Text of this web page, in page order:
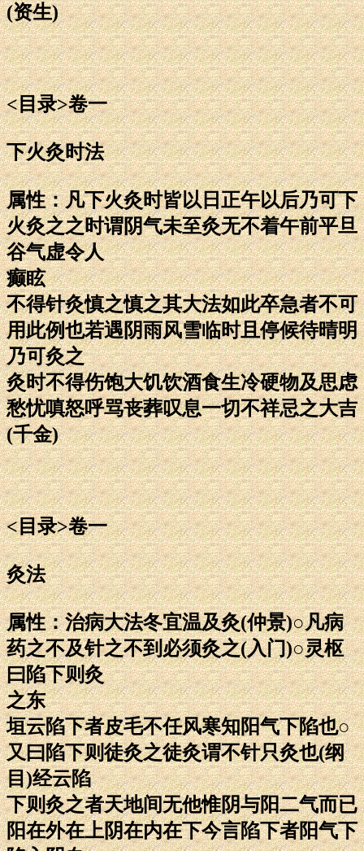
(资生)
<目录>卷一
下火灸时法
属性：凡下火灸时皆以日正午以后乃可下
火灸之之时谓阴气未至灸无不着午前平旦
谷气虚令人
癫眩
不得针灸慎之慎之其大法如此卒急者不可
用此例也若遇阴雨风雪临时且停候待晴明
乃可灸之
灸时不得伤饱大饥饮酒食生冷硬物及思虑
愁忧嗔怒呼骂丧葬叹息一切不祥忌之大吉
(千金)
<目录>卷一
灸法
属性：治病大法冬宜温及灸(仲景)○凡病
药之不及针之不到必须灸之(入门)○灵枢
曰陷下则灸
之东
垣云陷下者皮毛不任风寒知阳气下陷也○
又曰陷下则徒灸之徒灸谓不针只灸也(纲
目)经云陷
下则灸之者天地间无他惟阴与阳二气而已
阳在外在上阴在内在下今言陷下者阳气下